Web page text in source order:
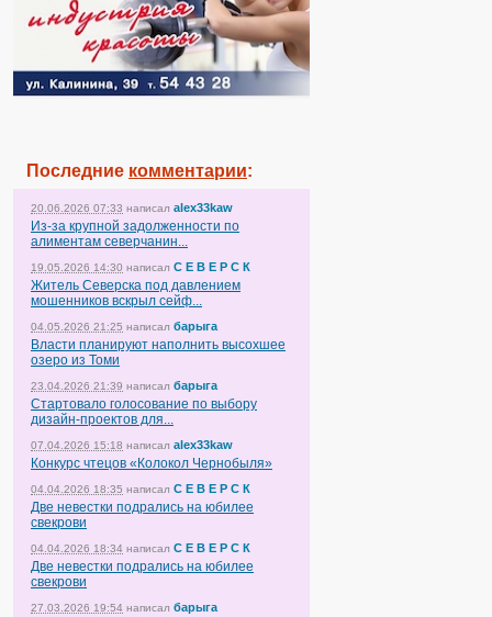
Последние комментарии:
20.06.2026 07:33 написал alex33kaw
Из-за крупной задолженности по
алиментам северчанин...
19.05.2026 14:30 написал С Е В Е Р С К
Житель Северска под давлением
мошенников вскрыл сейф...
04.05.2026 21:25 написал барыга
Власти планируют наполнить высохшее
озеро из Томи
23.04.2026 21:39 написал барыга
Стартовало голосование по выбору
дизайн-проектов для...
07.04.2026 15:18 написал alex33kaw
Конкурс чтецов «Колокол Чернобыля»
04.04.2026 18:35 написал С Е В Е Р С К
Две невестки подрались на юбилее
свекрови
04.04.2026 18:34 написал С Е В Е Р С К
Две невестки подрались на юбилее
свекрови
27.03.2026 19:54 написал барыга